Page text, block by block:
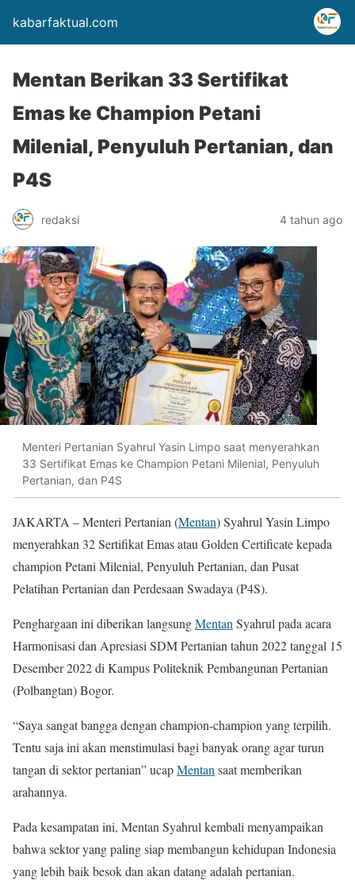
kabarfaktual.com
Mentan Berikan 33 Sertifikat
Emas ke Champion Petani
Milenial, Penyuluh Pertanian, dan
P4S
redaksi 4 tahun ago
Menteri Pertanian Syahrul Yasin Limpo saat menyerahkan
33 Sertifikat Emas ke Champion Petani Milenial, Penyuluh
Pertanian, dan P4S
JAKARTA – Menteri Pertanian (Mentan) Syahrul Yasin Limpo
menyerahkan 32 Sertifikat Emas atau Golden Certificate kepada
champion Petani Milenial, Penyuluh Pertanian, dan Pusat
Pelatihan Pertanian dan Perdesaan Swadaya (P4S).
Penghargaan ini diberikan langsungMentan Syahrul pada acara
Harmonisasi dan Apresiasi SDM Pertanian tahun 2022 tanggal 15
Desember 2022 di Kampus Politeknik Pembangunan Pertanian
(Polbangtan) Bogor.
“Saya sangat bangga dengan champion-champion yang terpilih.
Tentu saja ini akan menstimulasi bagi banyak orang agar turun
tangan di sektor pertanian” ucapMentan saat memberikan
arahannya.
Pada kesampatan ini, Mentan Syahrul kembali menyampaikan
bahwa sektor yang paling siap membangun kehidupan Indonesia
yang lebih baik besok dan akan datang adalah pertanian.